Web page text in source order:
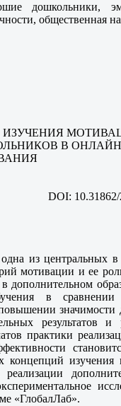
дошкольники,
общественная
В
DOI:
из центральных в
мотивации и ее
дополнительном
в
значимости
результатов
практики
концепций
«ГлобалЛаб».